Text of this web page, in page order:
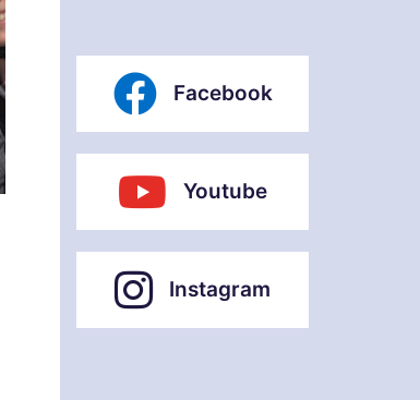
Facebook
Youtube
Instagram